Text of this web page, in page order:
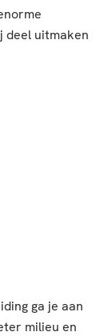
deel uitmaken
ga je aan
milieu en